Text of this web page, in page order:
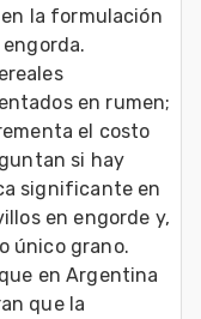
la formulación
en rumen;
el costo
si hay
significante en
en engorde y,
único grano.
en Argentina
que la